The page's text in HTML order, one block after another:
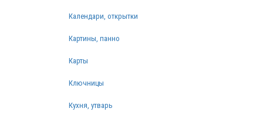
Календари, открытки
Картины, панно
Карты
Ключницы
Кухня, утварь